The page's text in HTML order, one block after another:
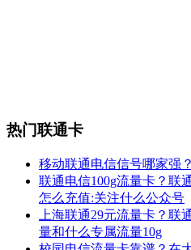
热门联通卡
移动联通电信信号哪家强
联通电信100g流量卡？联
怎么充值:关注什么公众号
上海联通29元流量卡？联
量和什么专属流量10g